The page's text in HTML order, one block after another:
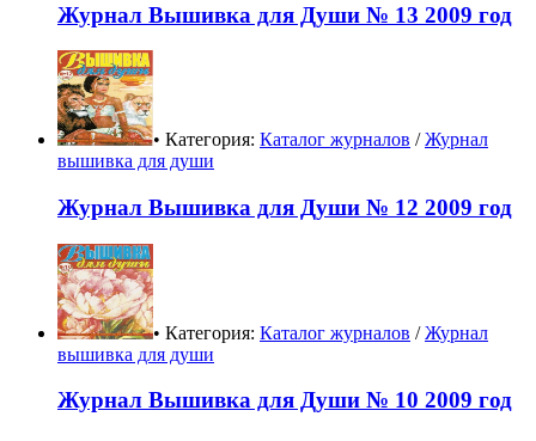
Журнал Вышивка для Души № 13 2009 год
• Категория: Каталог журналов /Журнал
вышивка для души
Журнал Вышивка для Души № 12 2009 год
• Категория: Каталог журналов /Журнал
вышивка для души
Журнал Вышивка для Души № 10 2009 год